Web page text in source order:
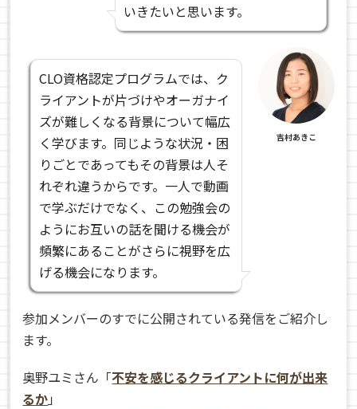
いきたいと思います。
CLO資格認定プログラムでは、ク
ライアントが片づけやオーガナイ
ズが難しくなる背景について幅広
く学びます。同じような状況・困
りごとであってもその背景は人そ
れぞれ違うからです。一人で動画
で学ぶだけでなく、この勉強会の
ようにお互いの話を聞ける機会が
頻繁にあることがさらに視野を広
げる機会になります。
吉村あきこ
参加メンバーのすでに公開されている発信をご紹介し
ます。
奥野ユミさん「不安を感じるクライアントに何が出来
るか」